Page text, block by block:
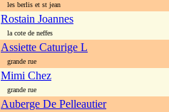
les berlis et st jean
Rostain Joannes
la cote de neffes
Assiette Caturige L
grande rue
Mimi Chez
grande rue
Auberge De Pelleautier